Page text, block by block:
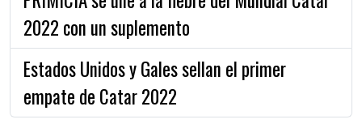
2022 con un suplemento
Estados Unidos y Gales sellan el primer
empate de Catar 2022